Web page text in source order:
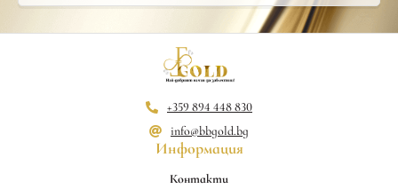
+359 894 448 830
info@bbgold.bg
Информация
Контакти